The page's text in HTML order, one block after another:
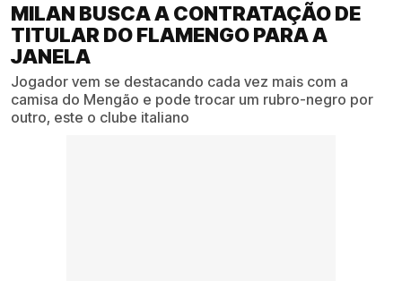
MILAN BUSCA A CONTRATAÇÃO DE
TITULAR DO FLAMENGO PARA A
JANELA
Jogador vem se destacando cada vez mais com a
camisa do Mengão e pode trocar um rubro-negro por
outro, este o clube italiano